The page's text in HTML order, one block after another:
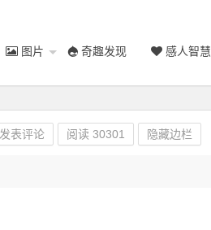
图片 奇趣发现 感人智慧
发表评论 阅读30301 隐藏边栏